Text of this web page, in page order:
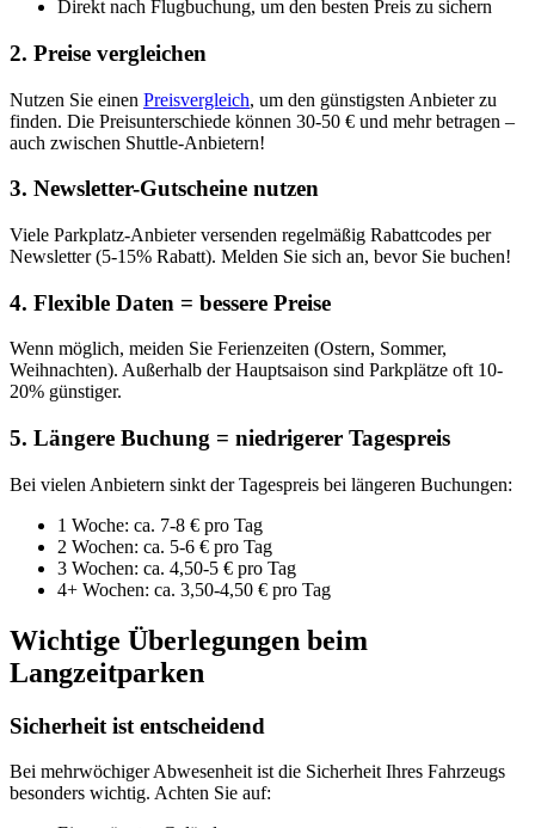
Direkt nach Flugbuchung, um den besten Preis zu sichern
2. Preise vergleichen
Nutzen Sie einen Preisvergleich, um den günstigsten Anbieter zu
finden. Die Preisunterschiede können 30-50 € und mehr betragen –
auch zwischen Shuttle-Anbietern!
3. Newsletter-Gutscheine nutzen
Viele Parkplatz-Anbieter versenden regelmäßig Rabattcodes per
Newsletter (5-15% Rabatt). Melden Sie sich an, bevor Sie buchen!
4. Flexible Daten = bessere Preise
Wenn möglich, meiden Sie Ferienzeiten (Ostern, Sommer,
Weihnachten). Außerhalb der Hauptsaison sind Parkplätze oft 10-
20% günstiger.
5. Längere Buchung = niedrigerer Tagespreis
Bei vielen Anbietern sinkt der Tagespreis bei längeren Buchungen:
1 Woche: ca. 7-8 € pro Tag
2 Wochen: ca. 5-6 € pro Tag
3 Wochen: ca. 4,50-5 € pro Tag
4+ Wochen: ca. 3,50-4,50 € pro Tag
Wichtige Überlegungen beim
Langzeitparken
Sicherheit ist entscheidend
Bei mehrwöchiger Abwesenheit ist die Sicherheit Ihres Fahrzeugs
besonders wichtig. Achten Sie auf: